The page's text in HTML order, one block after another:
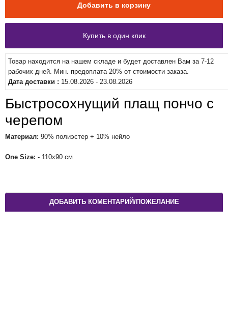
Товар находится на нашем складе и будет доставлен Вам за 7-12
рабочих дней. Мин. предоплата 20% от стоимости заказа.
Дата доставки : 15.08.2026 - 23.08.2026
Быстросохнущий плащ пончо с
черепом
Материал: 90% полиэстер + 10% нейло
One Size: - 110x90 см
ДОБАВИТЬ КОМЕНТАРИЙ/ПОЖЕЛАНИЕ